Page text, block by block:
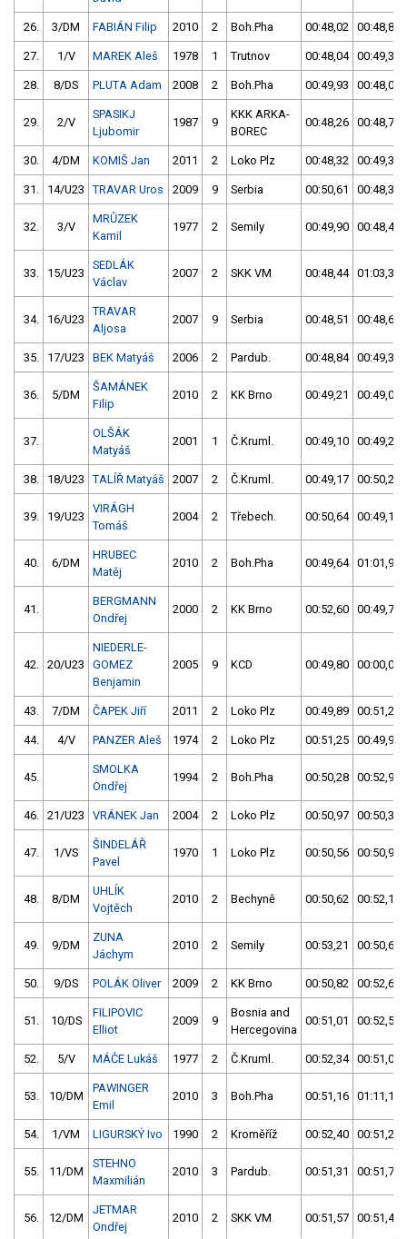
26. 3/DM FABIÁN Filip 2010 2 Boh.Pha 00:48,02 00:48,85
27. 1/V MAREK Aleš 1978 1 Trutnov 00:48,04 00:49,34
28. 8/DS PLUTA Adam 2008 2 Boh.Pha 00:49,93 00:48,04
29. 2/V
SPASIKJ
Ljubomir
1987 9
KKK ARKA-
BOREC
00:48,26 00:48,79
30. 4/DM KOMIŠ Jan 2011 2 Loko Plz 00:48,32 00:49,33
31. 14/U23 TRAVAR Uros 2009 9 Serbia 00:50,61 00:48,36
32. 3/V
MRŮZEK
Kamil
1977 2 Semily 00:49,90 00:48,42
33. 15/U23
SEDLÁK
Václav
2007 2 SKK VM 00:48,44 01:03,36
34. 16/U23
TRAVAR
Aljosa
2007 9 Serbia 00:48,51 00:48,65
35. 17/U23 BEK Matyáš 2006 2 Pardub. 00:48,84 00:49,37
36. 5/DM
ŠAMÁNEK
Filip
2010 2 KK Brno 00:49,21 00:49,05
37.
OLŠÁK
Matyáš
2001 1 Č.Kruml. 00:49,10 00:49,23
38. 18/U23 TALÍŘ Matyáš 2007 2 Č.Kruml. 00:49,17 00:50,23
39. 19/U23
VIRÁGH
Tomáš
2004 2 Třebech. 00:50,64 00:49,18
40. 6/DM
HRUBEC
Matěj
2010 2 Boh.Pha 00:49,64 01:01,97
41.
BERGMANN
Ondřej
2000 2 KK Brno 00:52,60 00:49,79
42. 20/U23
NIEDERLE-
GOMEZ
Benjamin
2005 9 KCD 00:49,80 00:00,00
43. 7/DM ČAPEK Jiří 2011 2 Loko Plz 00:49,89 00:51,28
44. 4/V PANZER Aleš 1974 2 Loko Plz 00:51,25 00:49,92
45.
SMOLKA
Ondřej
1994 2 Boh.Pha 00:50,28 00:52,97
46. 21/U23 VRÁNEK Jan 2004 2 Loko Plz 00:50,97 00:50,36
47. 1/VS
ŠINDELÁŘ
Pavel
1970 1 Loko Plz 00:50,56 00:50,93
48. 8/DM
UHLÍK
Vojtěch
2010 2 Bechyně 00:50,62 00:52,15
49. 9/DM
ZUNA
Jáchym
2010 2 Semily 00:53,21 00:50,68
50. 9/DS POLÁK Oliver 2009 2 KK Brno 00:50,82 00:52,62
51. 10/DS
FILIPOVIC
Elliot
2009 9
Bosnia and
Hercegovina
00:51,01 00:52,54
52. 5/V MÁČE Lukáš 1977 2 Č.Kruml. 00:52,34 00:51,04
53. 10/DM
PAWINGER
Emil
2010 3 Boh.Pha 00:51,16 01:11,17
54. 1/VM LIGURSKÝ Ivo 1990 2 Kroměříž 00:52,40 00:51,27
55. 11/DM
STEHNO
Maxmilián
2010 3 Pardub. 00:51,31 00:51,79
56. 12/DM
JETMAR
Ondřej
2010 2 SKK VM 00:51,57 00:51,42